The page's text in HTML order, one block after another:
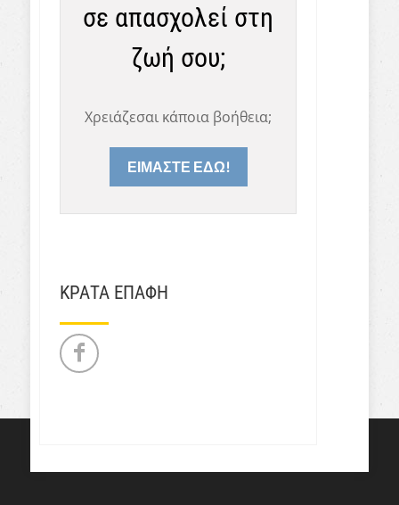
σε απασχολεί στη
ζωή σου;
Χρειάζεσαι κάποια βοήθεια;
ΕΙΜΑΣΤΕ ΕΔΩ!
ΚΡΑΤΑ ΕΠΑΦΗ